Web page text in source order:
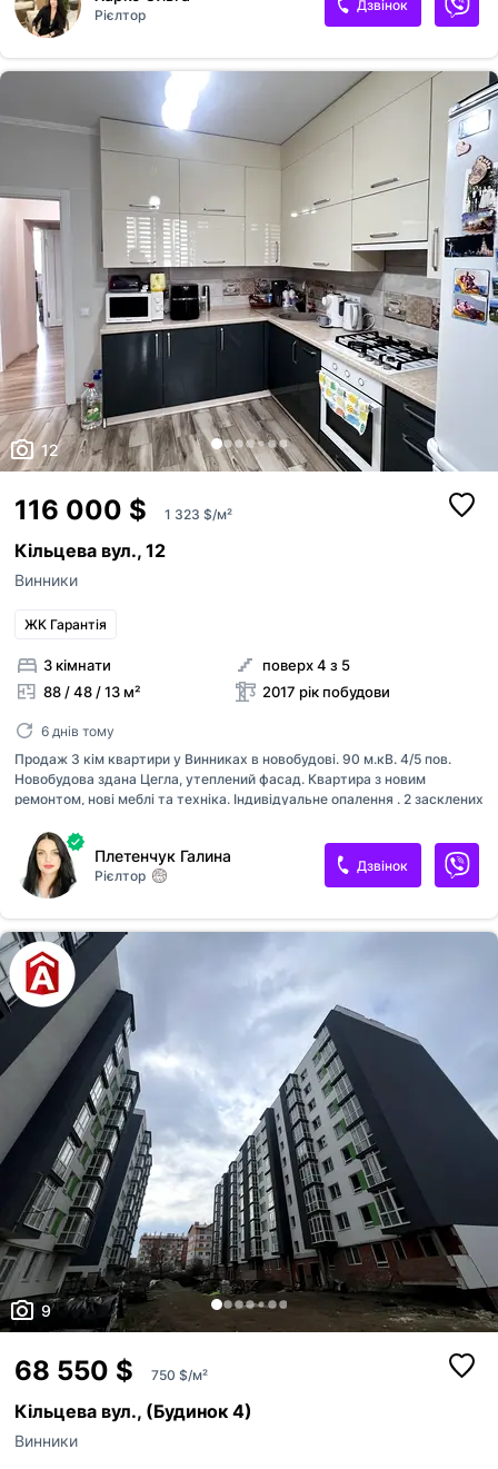
до парку 5 хвилин пішки. Зручна локація, хороший доїзд до Львова.
Ключі на руках, покази у зручний час.
Рієлтор
Дзвінок
12
116 000 $ 1 323 $/м²
Кільцева вул., 12
Винники
ЖК Гарантія
3 кімнати
88 / 48 / 13 м²
поверх 4 з 5
2017 рік побудови
6 днів тому
Продаж 3 кім квартири у Винниках в новобудові. 90 м.кВ. 4/5 пов.
Новобудова здана Цегла, утеплений фасад. Квартира з новим
ремонтом, нові меблі та техніка. Індивідуальне опалення . 2 засклених
двохстороння. До квартири належить підвал. Продається з усім ,
забирають лиш особисті речі 116000$
Плетенчук Галина
Рієлтор
Дзвінок
9
68 550 $ 750 $/м²
Кільцева вул., (Будинок 4)
Винники